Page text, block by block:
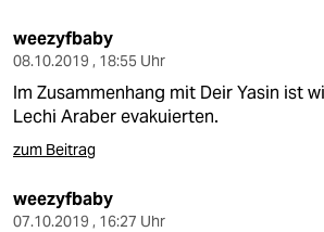
weezyfbaby
08.10.2019 , 18:55 Uhr
Im Zusammenhang mit Deir Yasin ist
Lechi Araber evakuierten.
zum Beitrag
weezyfbaby
07.10.2019 , 16:27 Uhr